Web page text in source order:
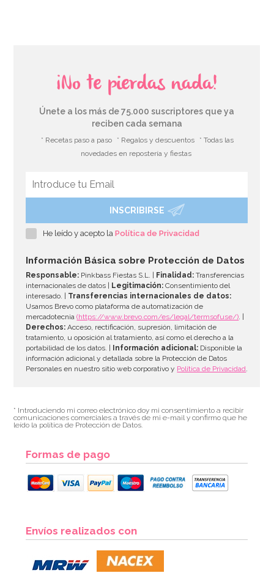
Molde Dora la Exploradora
AÑADIR
54,40€ 50,04€
¡No te pierdas nada!
Únete a los más de 75.000 suscriptores que ya
reciben cada semana
* Recetas paso a paso * Regalos y descuentos
* Todas las
novedades en repostería y fiestas
INSCRIBIRSE
He leído y acepto laPolítica de Privacidad
Información Básica sobre Protección de Datos
Responsable: Pinkbass Fiestas S.L. | Finalidad: Transferencias
internacionales de datos |
Legitimación: Consentimiento del
interesado. | Transferencias internacionales de datos:
Usamos Brevo como plataforma de automatización de
mercadotecnia(https://www.brevo.com/es/legal/termsofuse/). |
Derechos: Acceso, rectificación, supresión, limitación de
tratamiento, u oposición al tratamiento, así como el derecho a la
portabilidad de los datos. |
Información adicional: Disponible la
información adicional y detallada sobre la Protección de Datos
Personales en nuestro sitio web corporativo y Política de Privacidad.
* Introduciendo mi correo electrónico doy mi consentimiento a recibir
comunicaciones comerciales a través de mi e-mail y confirmo que he
leído la política de Protección de Datos.
Formas de pago
Envíos realizados con